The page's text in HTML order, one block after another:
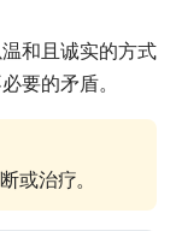
和且诚实的方式
要的矛盾。
或治疗。